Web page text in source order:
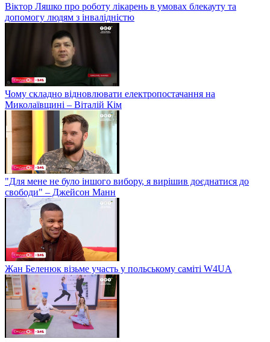
Віктор Ляшко про роботу лікарень в умовах блекауту та
допомогу людям з інвалідністю
Чому складно відновлювати електропостачання на
Миколаївщині – Віталій Кім
"Для мене не було іншого вибору, я вирішив доєднатися до
свободи" – Джейсон Манн
Жан Беленюк візьме участь у польському саміті W4UA